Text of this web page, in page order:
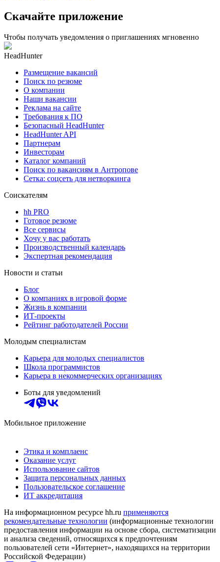
Скачайте приложение
Чтобы получать уведомления о приглашениях мгновенно
HeadHunter
Размещение вакансий
Поиск по резюме
О компании
Наши вакансии
Реклама на сайте
Требования к ПО
Безопасный HeadHunter
HeadHunter API
Партнерам
Инвесторам
Каталог компаний
Поиск по вакансиям в Антропове
Сетка: соцсеть для нетворкинга
Соискателям
hh PRO
Готовое резюме
Все сервисы
Хочу у вас работать
Производственный календарь
Экспертная рекомендация
Новости и статьи
Блог
О компаниях в игровой форме
Жизнь в компании
ИТ-проекты
Рейтинг работодателей России
Молодым специалистам
Карьера для молодых специалистов
Школа программистов
Карьера в некоммерческих организациях
Боты для уведомлений
Мобильное приложение
Этика и комплаенс
Оказание услуг
Использование сайтов
Защита персональных данных
Пользовательское соглашение
ИТ аккредитация
На информационном ресурсе hh.ru применяются
рекомендательные технологии (информационные технологии
предоставления информации на основе сбора, систематизации
и анализа сведений, относящихся к предпочтениям
пользователей сети «Интернет», находящихся на территории
Российской Федерации)